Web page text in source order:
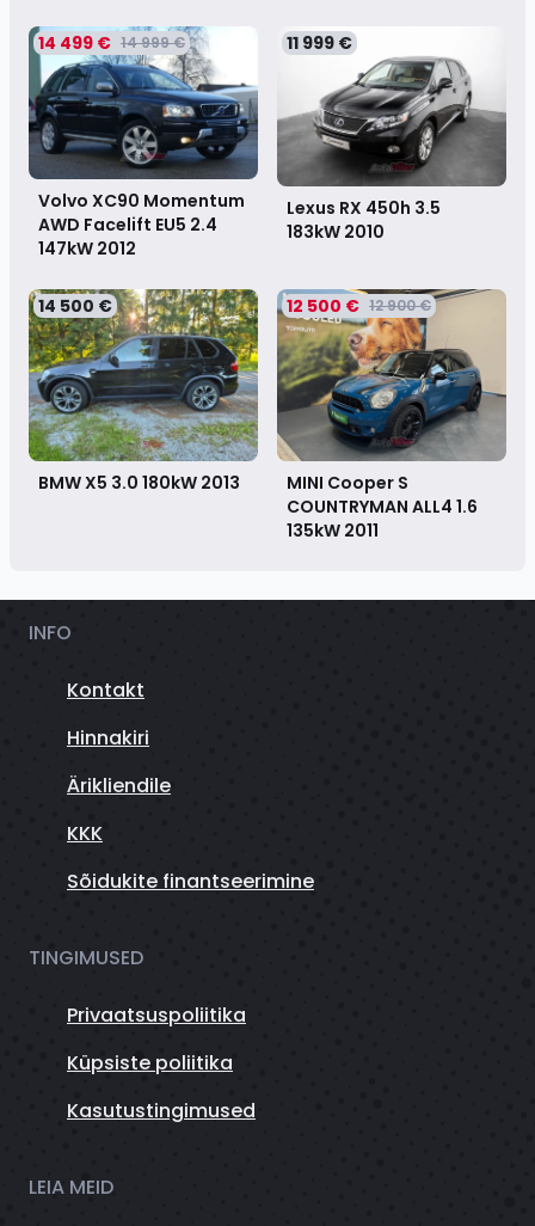
14 499 € 14 999 €
Volvo XC90 Momentum
AWD Facelift EU5 2.4
147kW 2012
11 999 €
Lexus RX 450h 3.5
183kW 2010
14 500 €
BMW X5 3.0 180kW 2013
12 500 € 12 900 €
MINI Cooper S
COUNTRYMAN ALL4 1.6
135kW 2011
INFO
Kontakt
Hinnakiri
Ärikliendile
KKK
Sõidukite finantseerimine
TINGIMUSED
Privaatsuspoliitika
Küpsiste poliitika
Kasutustingimused
LEIA MEID